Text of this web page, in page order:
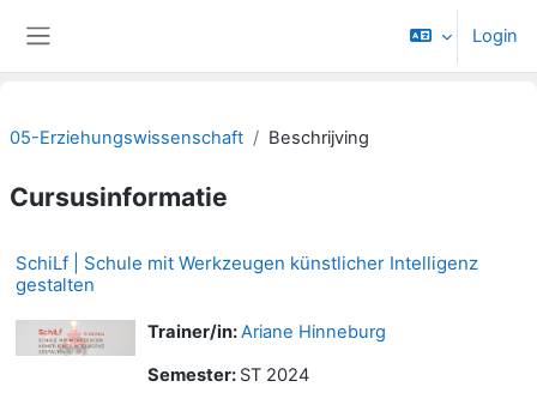
Login
05-Erziehungswissenschaft Beschrijving
Cursusinformatie
SchiLf | Schule mit Werkzeugen künstlicher Intelligenz
gestalten
Trainer/in:Ariane Hinneburg
Semester: ST 2024